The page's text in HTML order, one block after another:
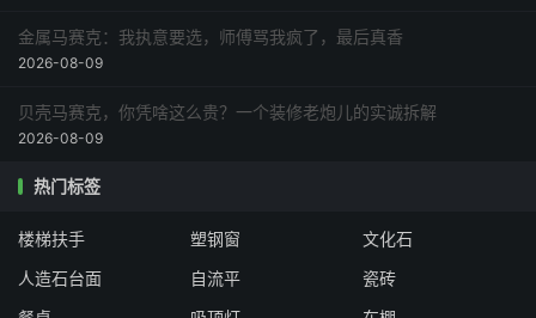
金属马赛克：我执意要选，师傅骂我疯了，最后真香
2026-08-09
贝壳马赛克，你凭啥这么贵？一个装修老炮儿的实诚拆解
2026-08-09
热门标签
楼梯扶手 塑钢窗
文化石
人造石台面
自流平
瓷砖